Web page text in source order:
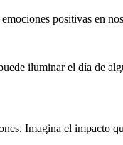
positivas en
iluminar el día de
Imagina el impacto